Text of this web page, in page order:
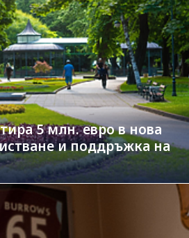
5 млн. евро в нова
и поддръжка на